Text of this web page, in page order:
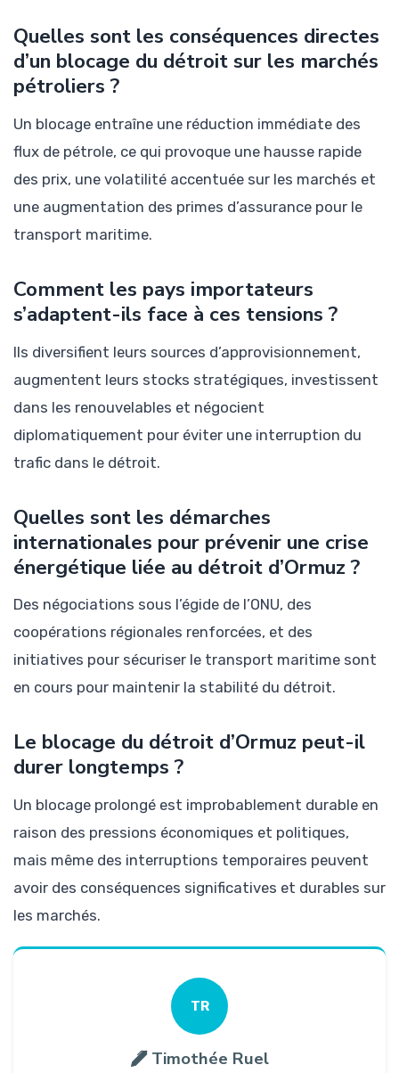
Quelles sont les conséquences directes
d’un blocage du détroit sur les marchés
pétroliers ?
Un blocage entraîne une réduction immédiate des
flux de pétrole, ce qui provoque une hausse rapide
des prix, une volatilité accentuée sur les marchés et
une augmentation des primes d’assurance pour le
transport maritime.
Comment les pays importateurs
s’adaptent-ils face à ces tensions ?
Ils diversifient leurs sources d’approvisionnement,
augmentent leurs stocks stratégiques, investissent
dans les renouvelables et négocient
diplomatiquement pour éviter une interruption du
trafic dans le détroit.
Quelles sont les démarches
internationales pour prévenir une crise
énergétique liée au détroit d’Ormuz ?
Des négociations sous l’égide de l’ONU, des
coopérations régionales renforcées, et des
initiatives pour sécuriser le transport maritime sont
en cours pour maintenir la stabilité du détroit.
Le blocage du détroit d’Ormuz peut-il
durer longtemps ?
Un blocage prolongé est improbablement durable en
raison des pressions économiques et politiques,
mais même des interruptions temporaires peuvent
avoir des conséquences significatives et durables sur
les marchés.
TR
Timothée Ruel